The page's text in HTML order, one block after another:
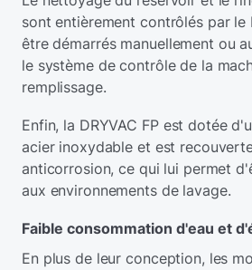
sont entièrement contrôlés par le
être démarrés manuellement ou
le système de contrôle de la
remplissage.
Enfin, la DRYVAC FP est dotée
acier inoxydable et est
anticorrosion, ce qui lui permet
aux environnements de lavage.
Faible consommation d'eau et
En plus de leur conception, les